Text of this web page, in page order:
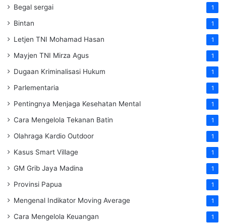
Begal sergai 1
Bintan 1
Letjen TNI Mohamad Hasan 1
Mayjen TNI Mirza Agus 1
Dugaan Kriminalisasi Hukum 1
Parlementaria 1
Pentingnya Menjaga Kesehatan Mental 1
Cara Mengelola Tekanan Batin 1
Olahraga Kardio Outdoor 1
Kasus Smart Village 1
GM Grib Jaya Madina 1
Provinsi Papua 1
Mengenal Indikator Moving Average 1
Cara Mengelola Keuangan 1